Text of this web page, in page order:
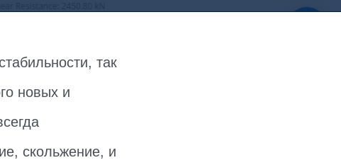
так
новых и
скольжение, и